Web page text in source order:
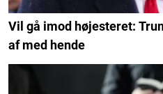
Vil gå imod højesteret:
af med hende